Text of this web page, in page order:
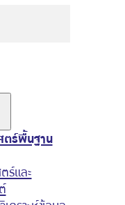
ตร์พื้นฐาน
ร์และ